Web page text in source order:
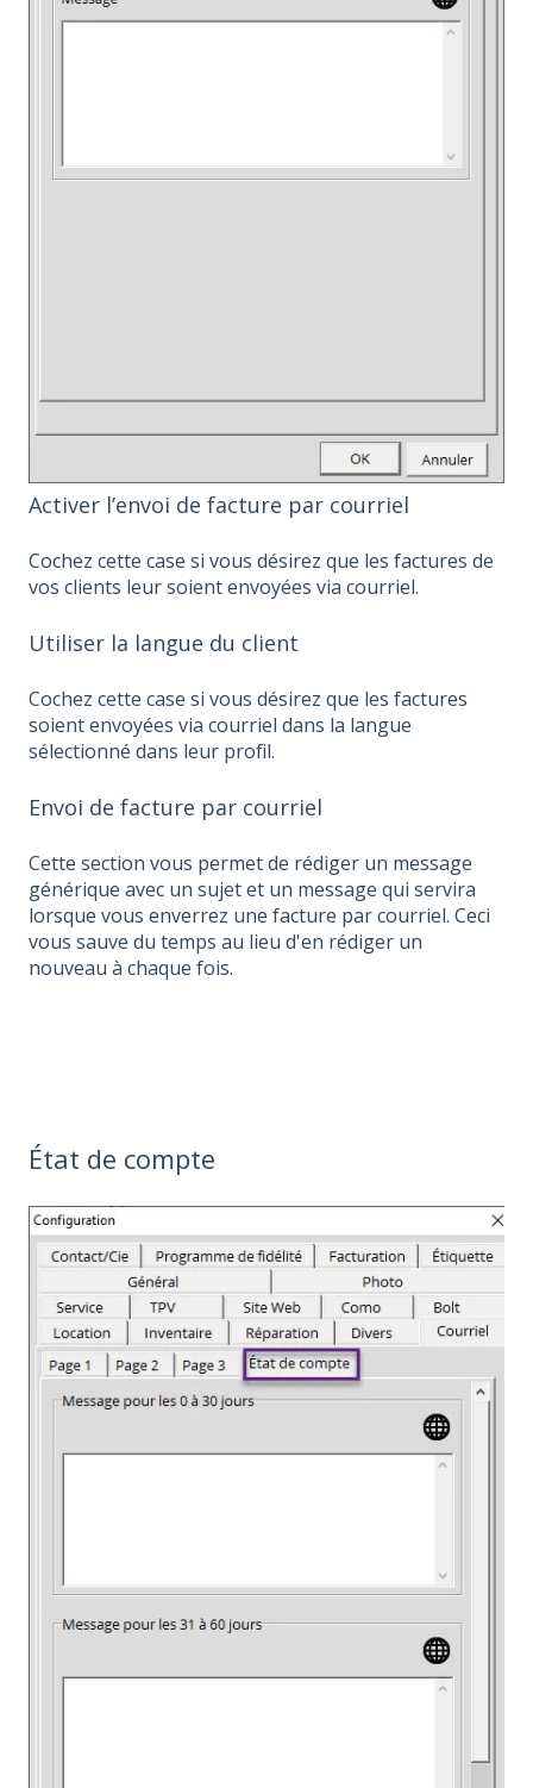
Activer l’envoi de facture par courriel
Cochez cette case si vous désirez que les factures de
vos clients leur soient envoyées via courriel.
Utiliser la langue du client
Cochez cette case si vous désirez que les factures
soient envoyées via courriel dans la langue
sélectionné dans leur profil.
Envoi de facture par courriel
Cette section vous permet de rédiger un message
générique avec un sujet et un message qui servira
lorsque vous enverrez une facture par courriel. Ceci
vous sauve du temps au lieu d'en rédiger un
nouveau à chaque fois.
État de compte